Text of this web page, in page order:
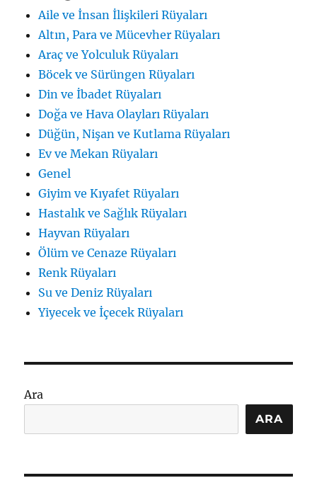
Aile ve İnsan İlişkileri Rüyaları
Altın, Para ve Mücevher Rüyaları
Araç ve Yolculuk Rüyaları
Böcek ve Sürüngen Rüyaları
Din ve İbadet Rüyaları
Doğa ve Hava Olayları Rüyaları
Düğün, Nişan ve Kutlama Rüyaları
Ev ve Mekan Rüyaları
Genel
Giyim ve Kıyafet Rüyaları
Hastalık ve Sağlık Rüyaları
Hayvan Rüyaları
Ölüm ve Cenaze Rüyaları
Renk Rüyaları
Su ve Deniz Rüyaları
Yiyecek ve İçecek Rüyaları
Ara
ARA